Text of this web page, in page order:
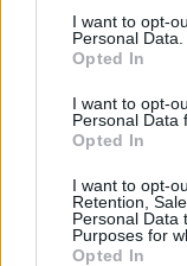
consent section.
I want to opt-
Personal Data.
Opted In
I want to opt-
Personal Data
Opted In
I want to opt-
Retention,
Personal Data
Purposes for
Opted In